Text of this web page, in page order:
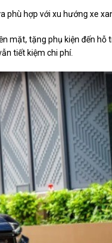
phù hợp với xu hướng xe
mặt, tặng phụ kiện đến hỗ
tiết kiệm chi phí.